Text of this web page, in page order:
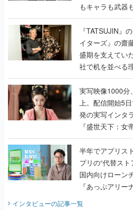
もキャラも武器
で作り込まれた
く
『TATSUJIN』
イターズ』の齋
盛期を支えてい
社で机を並べる
『TATSUJIN
んだレジェンド
実写映像1000分
上。配信開始5
発の実写インタ
『盛世天下：
うこだわりをプ
半年でアプリストア
プリの“代替ス
国内向けローン
『あっぷアリ
インタビューの記事一覧